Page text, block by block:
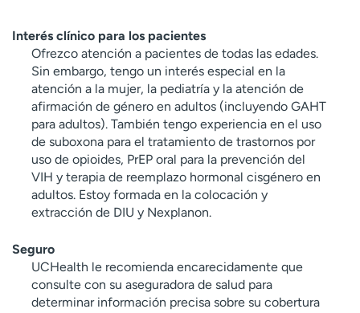
Interés clínico para los pacientes
Ofrezco atención a pacientes de todas las edades.
Sin embargo, tengo un interés especial en la
atención a la mujer, la pediatría y la atención de
afirmación de género en adultos (incluyendo GAHT
para adultos). También tengo experiencia en el uso
de suboxona para el tratamiento de trastornos por
uso de opioides, PrEP oral para la prevención del
VIH y terapia de reemplazo hormonal cisgénero en
adultos. Estoy formada en la colocación y
extracción de DIU y Nexplanon.
Seguro
UCHealth le recomienda encarecidamente que
consulte con su aseguradora de salud para
determinar información precisa sobre su cobertura